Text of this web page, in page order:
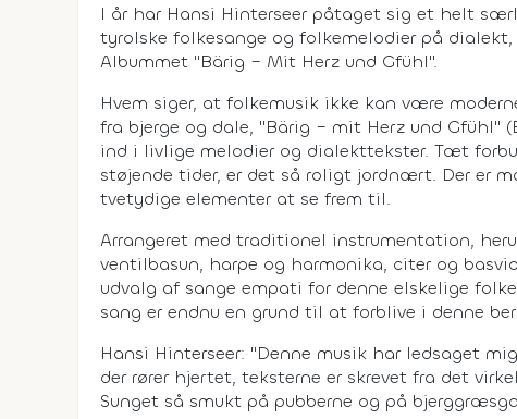
I år har Hansi Hinterseer påtaget sig et helt
tyrolske folkesange og folkemelodier på
Albummet "Bärig – Mit Herz und Gfühl".
Hvem siger, at folkemusik ikke kan være
fra bjerge og dale, "Bärig – mit Herz und Gfühl"
ind i livlige melodier og dialekttekster. Tæt
støjende tider, er det så roligt jordnært. Der er
tvetydige elementer at se frem til.
Arrangeret med traditionel instrumentation,
ventilbasun, harpe og harmonika, citer og
udvalg af sange empati for denne elskelige
sang er endnu en grund til at forblive i denne
Hansi Hinterseer: "Denne musik har ledsaget
der rører hjertet, teksterne er skrevet fra det
Sunget så smukt på pubberne og på